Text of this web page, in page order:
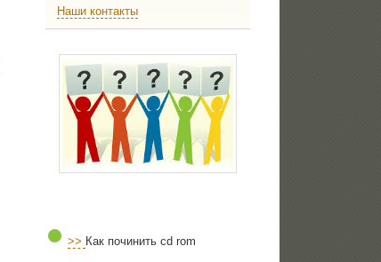
Наши контакты
>> Как починить cd rom